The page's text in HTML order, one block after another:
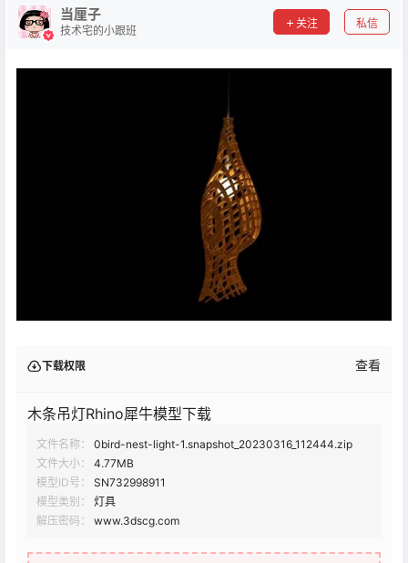
当厘子
技术宅的小跟班
关注 私信
下载权限 查看
木条吊灯Rhino犀牛模型下载
文件名称：
0bird-nest-light-1.snapshot_20230316_112444.zip
文件大小：
4.77MB
模型ID号：
SN732998911
模型类别：
灯具
解压密码：
www.3dscg.com